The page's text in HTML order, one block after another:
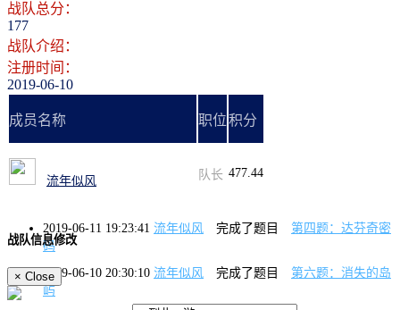
战队总分：
177
战队介绍：
注册时间：
2019-06-10
成员名称 职位积分
流年似风 队长 477.44
2019-06-11 19:23:41 流年似风 完成了题目
第四题：达芬奇密
码
2019-06-10 20:30:10 流年似风 完成了题目
第六题：消失的岛
屿
战队信息修改
× Close